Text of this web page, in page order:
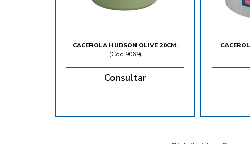
CACEROLA HUDSON OLIVE 20CM.
(Cód.9069)
Consultar